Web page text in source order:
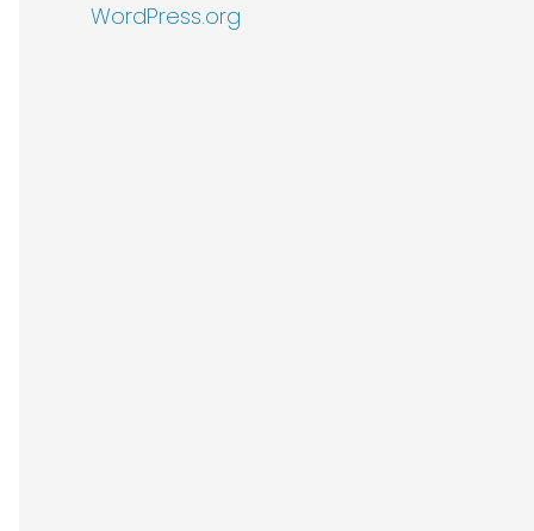
WordPress.org